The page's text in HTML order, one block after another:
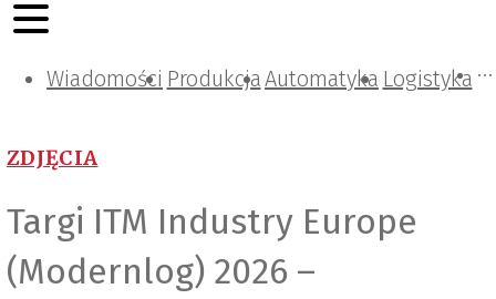
Wiadomości ProdukcjaAutomatyka Logistyka
Projektowanie i konstrukcje
Zarządzanie i IT
Tematy specjalne
ZDJĘCIA
Targi ITM Industry Europe
(Modernlog) 2026 –